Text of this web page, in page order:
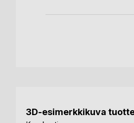
3D-esimerkkikuva